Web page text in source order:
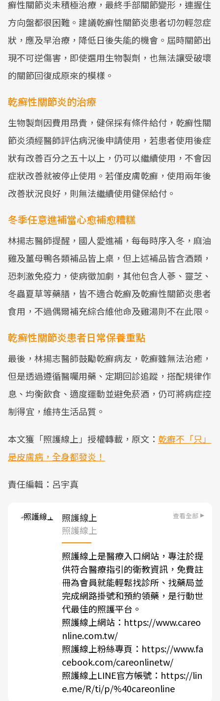
癬性關節炎未積極治療，最終手部關節變形，連握住
方向盤都很困難。建議乾癬性關節炎患者切勿輕忽症
狀，應及早治療，降低日後失能的機會。屆時關節出
現不可逆傷害，即使選用生物製劑，也無法讓受破壞
的關節回復成原來的模樣。
乾癬性關節炎的治療
生物製劑因費用昂貴，健保採有條件給付，乾癬性關
節炎須經醫師評估病況後申請使用，若患者使用後症
狀有改善百分之五十以上，仍可以繼續使用，不會因
症狀改善就被停止使用。若僅皮膚乾癬，使用兩年後
改善狀況良好，則無法繼續使用健保給付。
冬季任意進補當心愈補愈糟糕
林揚志醫師提醒，國人愛進補，每每時序入冬，麻油
雞及薑母鴨各類補品皆上桌，但上述補品皆含酒類，
恐刺激免疫力，使病徵加劇，其他包含人蔘、靈芝、
冬蟲夏草等藥膳，皆不適合乾癬及乾癬性關節炎患者
食用，不過偶爾補充綜合維他命及雞湯則不在此限。
乾癬性關節炎患者日常保養重點
最後，林揚志醫師鼓勵乾癬病友，乾癬雖無法治癒，
但是透過遵循醫囑用藥、定期回診追蹤，搭配規律作
息、均衡飲食、適度運動並避免菸酒，仍可將病症控
制得宜，維持生活品質。
本文獲「照護線上」授權轉載，原文： 乾癬不「只」
是皮膚病，全身都發炎！
責任編輯：呂宇真
照護線上 查看全部
照護線上
照護線上是醫療入口網站，專注於提
供符合醫療指引的衛教資訊，免費註
冊為會員就能輕鬆找診所、找藥局並
完成網路掛號和預約領藥，是行動世
代最佳的照護平台。
照護線上網站： https://www.careo
nline.com.tw/
照護線上粉絲專頁： https://www.fa
cebook.com/careonlinetw/
照護線上LINE官方帳號： https://lin
e.me/R/ti/p/%40careonline